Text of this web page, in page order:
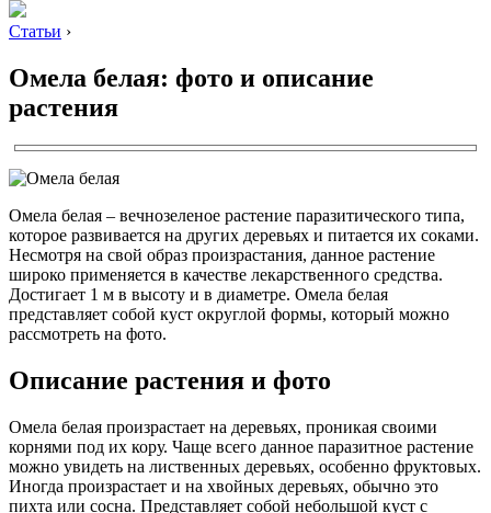
Статьи ›
Омела белая: фото и описание
растения
Омела белая – вечнозеленое растение паразитического типа,
которое развивается на других деревьях и питается их соками.
Несмотря на свой образ произрастания, данное растение
широко применяется в качестве лекарственного средства.
Достигает 1 м в высоту и в диаметре. Омела белая
представляет собой куст округлой формы, который можно
рассмотреть на фото.
Описание растения и фото
Омела белая произрастает на деревьях, проникая своими
корнями под их кору. Чаще всего данное паразитное растение
можно увидеть на лиственных деревьях, особенно фруктовых.
Иногда произрастает и на хвойных деревьях, обычно это
пихта или сосна. Представляет собой небольшой куст с